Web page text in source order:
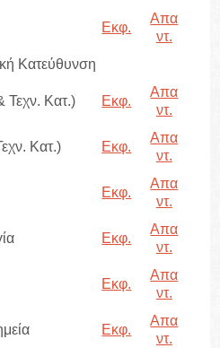
Εκφ.
Απα
ντ.
Κατεύθυνση
Τεχν. Κατ.) Εκφ.
Απα
ντ.
Κατ.) Εκφ.
Απα
ντ.
Εκφ.
Απα
ντ.
Εκφ.
Απα
ντ.
Εκφ.
Απα
ντ.
Εκφ.
Απα
ντ.